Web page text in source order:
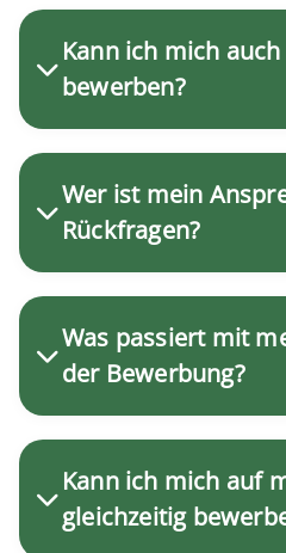
Kann ich mich
bewerben?
Wer ist mein
Rückfragen?
Was passiert mit
der Bewerbung?
Kann ich mich auf
gleichzeitig